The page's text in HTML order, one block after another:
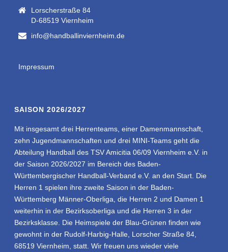
Lorscherstraße 84
D-68519 Viernheim
info@handballinviernheim.de
Impressum
SAISON 2026/2027
Mit insgesamt drei Herrenteams, einer Damenmannschaft,
zehn Jugendmannschaften und drei MINI-Teams geht die
Abteilung Handball des TSV Amicitia 06/09 Viernheim e.V. in
der Saison 2026/2027 im Bereich des Baden-
Württembergischer Handball-Verband e.V. an den Start. Die
Herren 1 spielen ihre zweite Saison in der Baden-
Württemberg Männer-Oberliga, die Herren 2 und Damen 1
weiterhin in der Bezirksoberliga und die Herren 3 in der
Bezirksklasse. Die Heimspiele der Blau-Grünen finden wie
gewohnt in der Rudolf-Harbig-Halle, Lorscher Straße 84,
68519 Viernheim, statt. Wir freuen uns wieder viele